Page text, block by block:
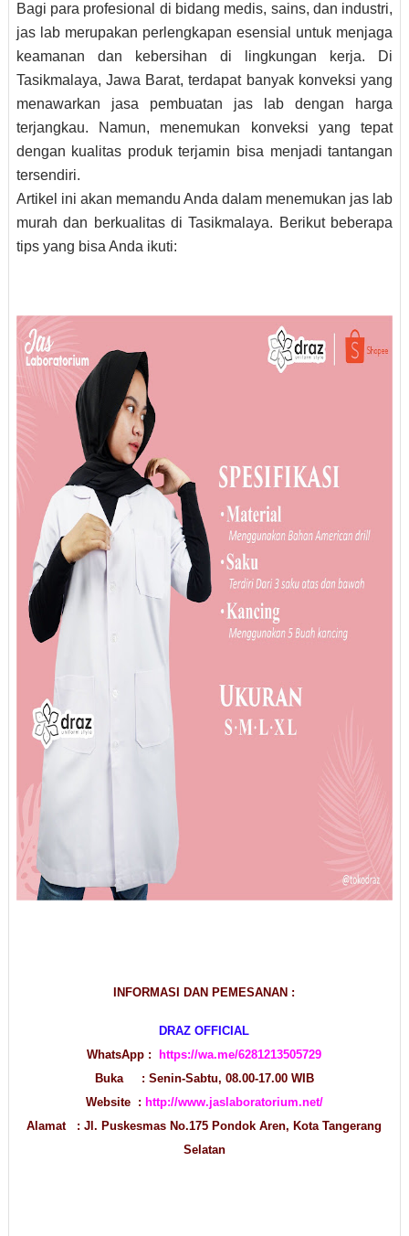
Bagi para profesional di bidang medis, sains, dan industri,
jas lab merupakan perlengkapan esensial untuk menjaga
keamanan dan kebersihan di lingkungan kerja. Di
Tasikmalaya, Jawa Barat, terdapat banyak konveksi yang
menawarkan jasa pembuatan jas lab dengan harga
terjangkau. Namun, menemukan konveksi yang tepat
dengan kualitas produk terjamin bisa menjadi tantangan
tersendiri.
Artikel ini akan memandu Anda dalam menemukan jas lab
murah dan berkualitas di Tasikmalaya. Berikut beberapa
tips yang bisa Anda ikuti:
INFORMASI DAN PEMESANAN :
DRAZ OFFICIAL
WhatsApp :
https://wa.me/6281213505729
Buka : Senin-Sabtu, 08.00-17.00 WIB
Website : http://www.jaslaboratorium.net/
Alamat : Jl. Puskesmas No.175 Pondok Aren, Kota Tangerang
Selatan